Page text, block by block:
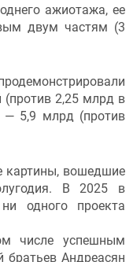
ажиотажа, ее
двум частям (3
2,25 млрд в
— 5,9 млрд (против
картины, вошедшие
В 2025 в
одного проекта
числе успешным
братьев Андреасян